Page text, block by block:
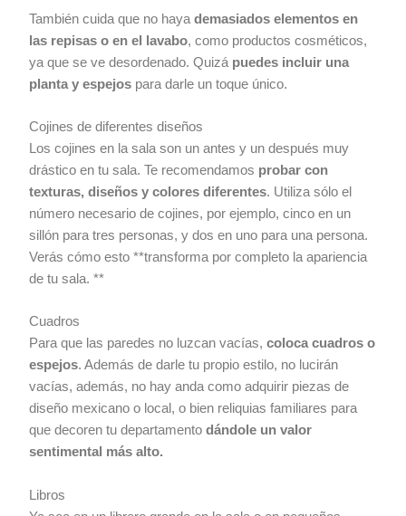
También cuida que no hayademasiados elementos en
las repisas o en el lavabo, como productos cosméticos,
ya que se ve desordenado. Quizá puedes incluir una
planta y espejos para darle un toque único.
Cojines de diferentes diseños
Los cojines en la sala son un antes y un después muy
drástico en tu sala. Te recomendamos probar con
texturas, diseños y colores diferentes. Utiliza sólo el
número necesario de cojines, por ejemplo, cinco en un
sillón para tres personas, y dos en uno para una persona.
Verás cómo esto **transforma por completo la apariencia
de tu sala. **
Cuadros
Para que las paredes no luzcan vacías,coloca cuadros o
espejos. Además de darle tu propio estilo, no lucirán
vacías, además, no hay anda como adquirir piezas de
diseño mexicano o local, o bien reliquias familiares para
que decoren tu departamentodándole un valor
sentimental más alto.
Libros